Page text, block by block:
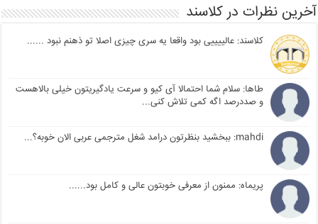
آخرین نظرات در کلاسند
کلاسند: عالییییی بود واقعا یه سری چیزی اصلا تو ذهنم نبود ......
طاها: سلام شما احتمالا آی کیو و سرعت یادگیریتون خیلی بالاهست
و صددرصد اگه کمی تلاش کنی...
mahdi: ببخشید بنظرتون درامد شغل مترجمی عربی الان خوبه؟...
پریماه: ممنون از معرفی خوبتون عالی و کامل بود......